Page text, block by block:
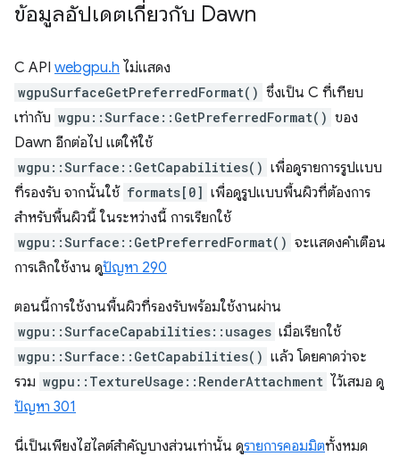
ข้อมูลอัปเดตเกี่ยวกับ Dawn
C API webgpu.h ไม่แสดง
wgpuSurfaceGetPreferredFormat() ซึ่งเป็น C ที่เทียบ
เท่ากับ wgpu::Surface::GetPreferredFormat() ของ
Dawn อีกต่อไป แต่ให้ใช้
wgpu::Surface::GetCapabilities() เพื่อดูรายการรูปแบบ
ที่รองรับ จากนั้นใช้ formats[0] เพื่อดูรูปแบบพื้นผิวที่ต้องการ
สำหรับพื้นผิวนี้ ในระหว่างนี้ การเรียกใช้
wgpu::Surface::GetPreferredFormat() จะแสดงคำเตือน
การเลิกใช้งาน ดูปัญหา 290
ตอนนี้การใช้งานพื้นผิวที่รองรับพร้อมใช้งานผ่าน
wgpu::SurfaceCapabilities::usages เมื่อเรียกใช้
wgpu::Surface::GetCapabilities() แล้ว โดยคาดว่าจะ
รวม wgpu::TextureUsage::RenderAttachment ไว้เสมอ ดู
ปัญหา 301
นี่เป็นเพียงไฮไลต์สำคัญบางส่วนเท่านั้น ดูรายการคอมมิตทั้งหมด